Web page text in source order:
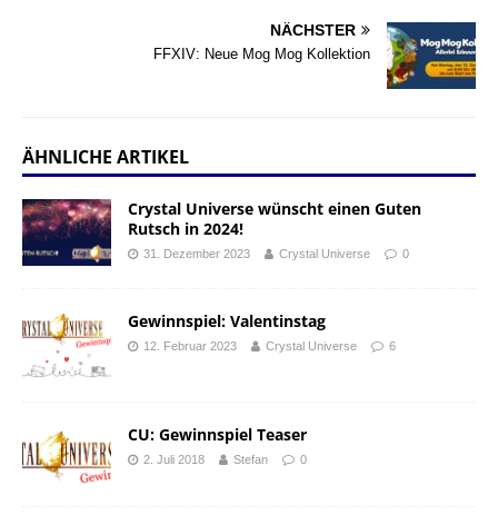
NÄCHSTER
FFXIV: Neue Mog Mog Kollektion
ÄHNLICHE ARTIKEL
Crystal Universe wünscht einen Guten
Rutsch in 2024!
31. Dezember 2023 Crystal Universe 0
Gewinnspiel: Valentinstag
12. Februar 2023 Crystal Universe 6
CU: Gewinnspiel Teaser
2. Juli 2018 Stefan 0